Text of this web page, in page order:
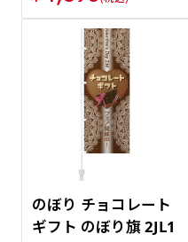
のぼり チョコレート
ギフト のぼり旗 2JL1